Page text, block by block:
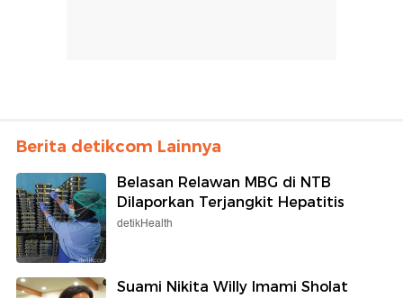
Berita detikcom Lainnya
Belasan Relawan MBG di NTB
Dilaporkan Terjangkit Hepatitis
detikHealth
Suami Nikita Willy Imami Sholat